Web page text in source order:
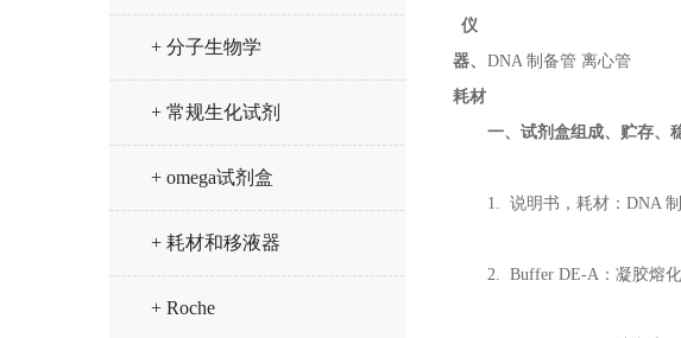
+ 分子生物学
+ 常规生化试剂
+ omega试剂盒
+ 耗材和移液器
+ Roche
仪
器、
耗材
DNA 制备管 离心管
一、试剂盒组成、贮存、
1. 说明书，耗材：DNA
2. Buffer DE-A：凝胶熔